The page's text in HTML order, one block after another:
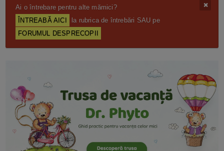
Ai o întrebare pentru alte mămici?
ÎNTREABĂ AICI
la rubrica de întrebări SAU pe
FORUMUL DESPRECOPII